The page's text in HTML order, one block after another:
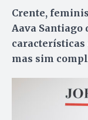
Crente,
Aava Santiago
características
mas sim